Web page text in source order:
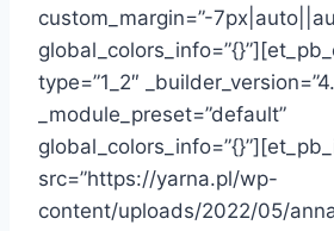
custom_margin=”-
type=”1_2″
_module_preset=”default”
src=”https://yarna.pl/wp-
content/uploads/2022/05/